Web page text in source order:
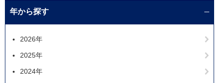
年から探す
2026年
2025年
2024年